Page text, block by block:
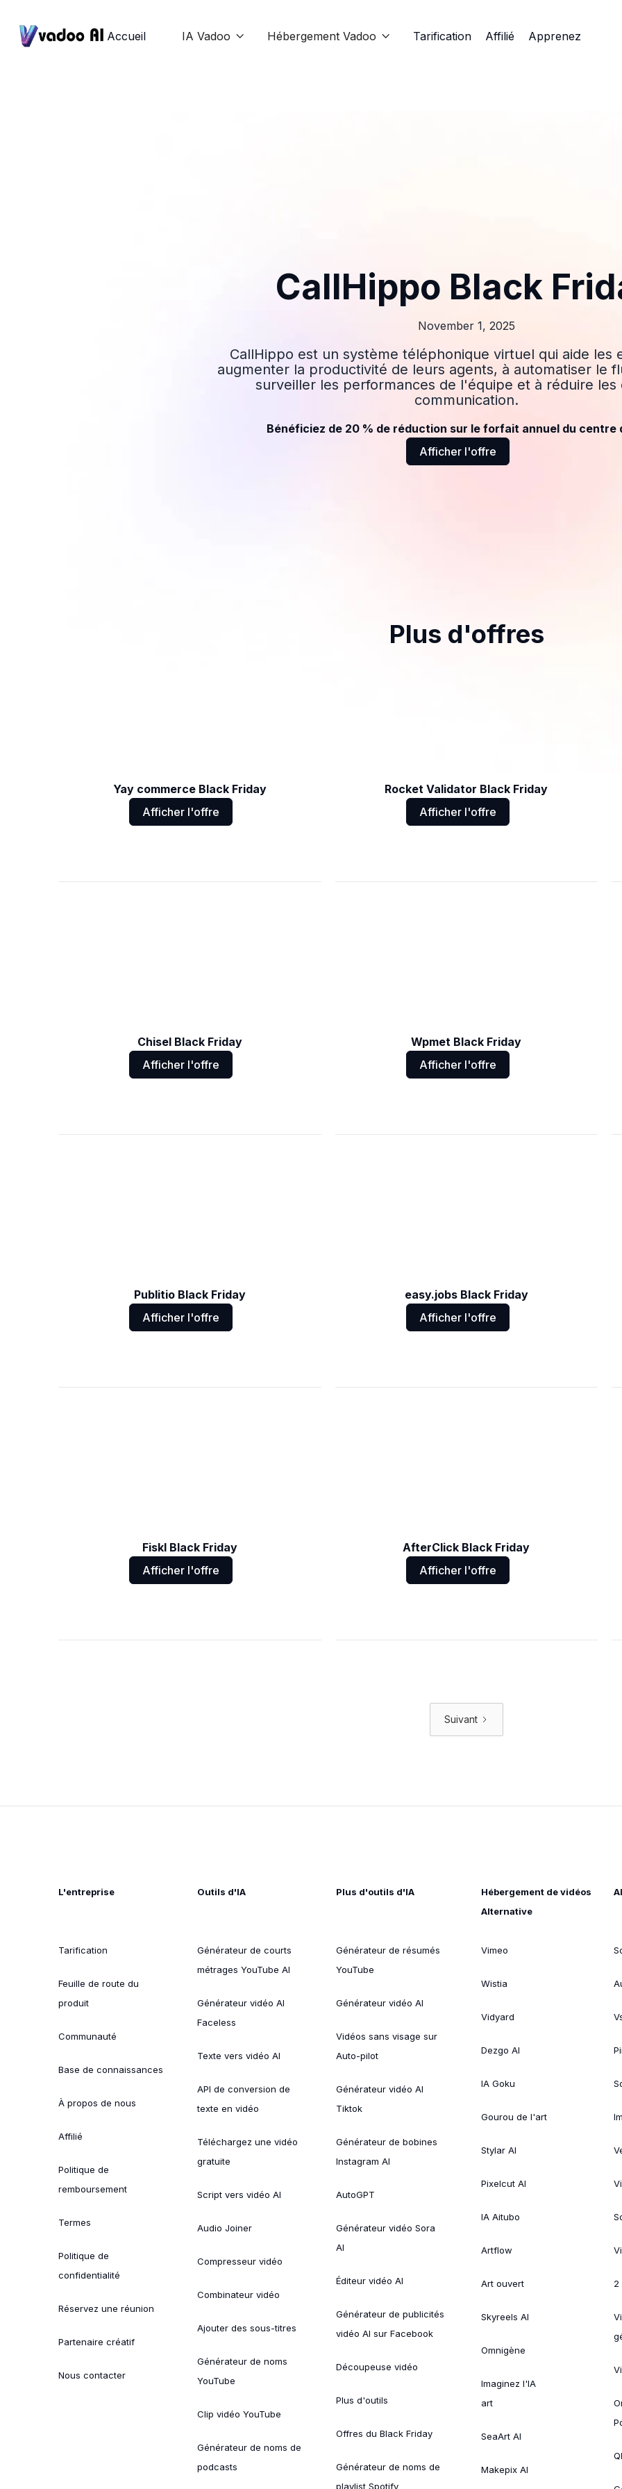
Accueil IA Vadoo  Hébergement Vadoo  Tarification Affilié Apprenez
CallHippo Black
November 1, 2025
CallHippo est un système téléphonique virtuel qui aide les
augmenter la productivité de leurs agents, à automatiser le
surveiller les performances de l'équipe et à réduire les
communication.
Bénéficiez de 20 % de réduction sur le forfait annuel du centre
Afficher l'offre
Plus d'offres
Yay commerce Black Friday
Afficher l'offre
Rocket Validator Black Friday
Afficher l'offre
Chisel Black Friday
Afficher l'offre
Wpmet Black Friday
Afficher l'offre
Publitio Black Friday
Afficher l'offre
easy.jobs Black Friday
Afficher l'offre
Fiskl Black Friday
Afficher l'offre
AfterClick Black Friday
Afficher l'offre
Suivant
L'entreprise
Tarification
Feuille de route du
produit
Communauté
Base de connaissances
À propos de nous
Affilié
Politique de
remboursement
Termes
Politique de
confidentialité
Réservez une réunion
Partenaire créatif
Nous contacter
Outils d'IA
Générateur de courts
métrages YouTube AI
Générateur vidéo AI
Faceless
Texte vers vidéo AI
API de conversion de
texte en vidéo
Téléchargez une vidéo
gratuite
Script vers vidéo AI
Audio Joiner
Compresseur vidéo
Combinateur vidéo
Ajouter des sous-titres
Générateur de noms
YouTube
Clip vidéo YouTube
Générateur de noms de
podcasts
Plus d'outils d'IA
Générateur de résumés
YouTube
Générateur vidéo AI
Vidéos sans visage sur
Auto-pilot
Générateur vidéo AI
Tiktok
Générateur de bobines
Instagram AI
AutoGPT
Générateur vidéo Sora
AI
Éditeur vidéo AI
Générateur de publicités
vidéo AI sur Facebook
Découpeuse vidéo
Plus d'outils
Offres du Black Friday
Générateur de noms de
playlist Spotify
Hébergement de vidéos
Alternative
Vimeo
Wistia
Vidyard
Dezgo AI
IA Goku
Gourou de l'art
Stylar AI
Pixelcut AI
IA Aitubo
Artflow
Art ouvert
Skyreels AI
Omnigène
Imaginez l'IA
art
SeaArt AI
Makepix AI
2